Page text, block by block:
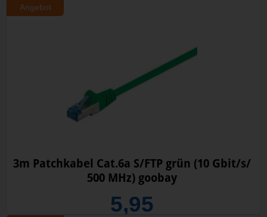
Angebot
3m Patchkabel Cat.6a S/FTP grün (10 Gbit/s/
500 MHz) goobay
5,95